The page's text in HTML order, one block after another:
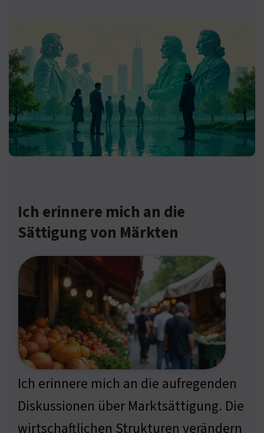
Ich erinnere mich an die
Sättigung von Märkten
Ich erinnere mich an die aufregenden
Diskussionen über Marktsättigung. Die
wirtschaftlichen Strukturen verändern